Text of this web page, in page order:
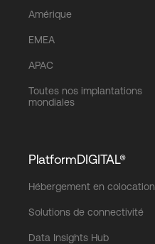
Amérique
EMEA
APAC
Toutes nos implantations
mondiales
PlatformDIGITAL®
Hébergement en colocation
Solutions de connectivité
Data Insights Hub